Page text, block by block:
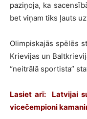
paziņoja, ka
bet viņam tiks ļauts
Olimpiskajās spēlēs
Krievijas un
“neitrālā sportista”
Lasiet arī: Latvijai
vicečempioni